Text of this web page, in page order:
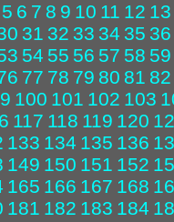
5 6 7 8 9 10 11 12 13
31 32 33 34 35 36
54 55 56 57 58 59
77 78 79 80 81 82
100 101 102 103
117 118 119 120
133 134 135 136
149 150 151 152
165 166 167 168
181 182 183 184